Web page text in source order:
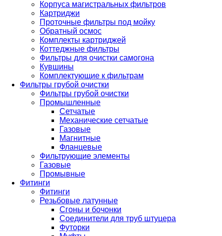
Корпуса магистральных фильтров
Картриджи
Проточные фильтры под мойку
Обратный осмос
Комплекты картриджей
Коттеджные фильтры
Фильтры для очистки самогона
Кувшины
Комплектующие к фильтрам
Фильтры грубой очистки
Фильтры грубой очистки
Промышленные
Сетчатые
Механические сетчатые
Газовые
Магнитные
Фланцевые
Фильтрующие элементы
Газовые
Промывные
Фитинги
Фитинги
Резьбовые латунные
Сгоны и бочонки
Соединители для труб штуцера
Футорки